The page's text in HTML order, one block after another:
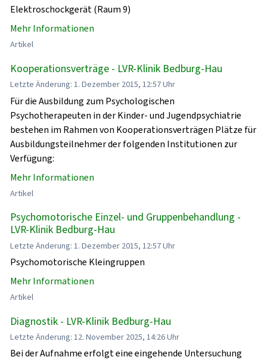
Elektroschockgerät (Raum 9)
Mehr Informationen
Artikel
Kooperationsverträge - LVR-Klinik Bedburg-Hau
Letzte Änderung: 1. Dezember 2015, 12:57 Uhr
Für die Ausbildung zum Psychologischen
Psychotherapeuten in der Kinder- und Jugendpsychiatrie
bestehen im Rahmen von Kooperationsverträgen Plätze für
Ausbildungsteilnehmer der folgenden Institutionen zur
Verfügung:
Mehr Informationen
Artikel
Psychomotorische Einzel- und Gruppenbehandlung -
LVR-Klinik Bedburg-Hau
Letzte Änderung: 1. Dezember 2015, 12:57 Uhr
Psychomotorische Kleingruppen
Mehr Informationen
Artikel
Diagnostik - LVR-Klinik Bedburg-Hau
Letzte Änderung: 12. November 2025, 14:26 Uhr
Bei der Aufnahme erfolgt eine eingehende Untersuchung